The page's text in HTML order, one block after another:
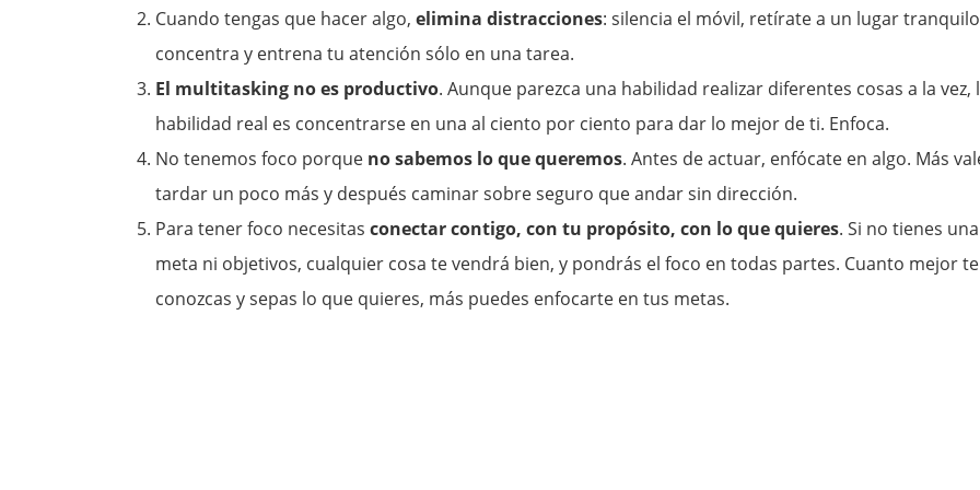
Cuando tengas que hacer algo, elimina distracciones: silencia el móvil, retírate a un lugar
concentra y entrena tu atención sólo en una tarea.
El multitasking no es productivo. Aunque parezca una habilidad realizar diferentes cosas a la vez,
habilidad real es concentrarse en una al ciento por ciento para dar lo mejor de ti. Enfoca.
No tenemos foco porque no sabemos lo que queremos. Antes de actuar, enfócate en algo. Más
tardar un poco más y después caminar sobre seguro que andar sin dirección.
Para tener foco necesitas conectar contigo, con tu propósito, con lo que quieres. Si no tienes una
meta ni objetivos, cualquier cosa te vendrá bien, y pondrás el foco en todas partes. Cuanto mejor te
conozcas y sepas lo que quieres, más puedes enfocarte en tus metas.